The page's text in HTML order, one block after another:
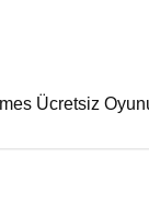
Ücretsiz